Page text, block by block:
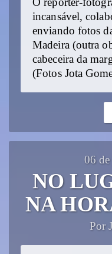
O repórter-
incansável,
enviando fotos
Madeira (outra
cabeceira da
(Fotos Jota
06
NO
NA
Por